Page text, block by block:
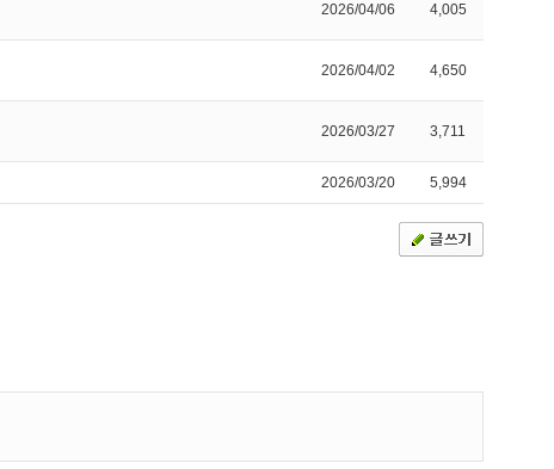
2026/04/06 4,005
2026/04/02 4,650
2026/03/27 3,711
2026/03/20 5,994